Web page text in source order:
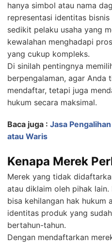
hanya simbol atau nama
representasi identitas
sedikit pelaku usaha yang
kewalahan menghadapi
yang cukup kompleks.
Di sinilah pentingnya
berpengalaman, agar Anda
mendaftar, tetapi juga
hukum secara maksimal.
Baca juga : Jasa
atau Waris
Kenapa Merek
Merek yang tidak
atau diklaim oleh pihak
bisa kehilangan hak hukum
identitas produk yang
bertahun-tahun.
Dengan mendaftarkan